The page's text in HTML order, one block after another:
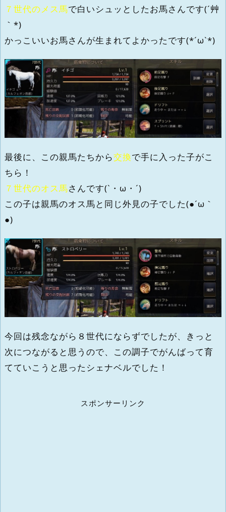
７世代のメス馬で白いシュッとしたお馬さんです(´艸
｀*)
かっこいいお馬さんが生まれてよかったです(*´ω`*)
最後に、この親馬たちから交換で手に入った子がこ
ちら！
７世代のオス馬さんです(`・ω・´)
この子は親馬のオス馬と同じ外見の子でした(●´ω｀
●)
今回は残念ながら８世代にならずでしたが、きっと
次につながると思うので、この調子でがんばって育
てていこうと思ったシェナベルでした！
スポンサーリンク